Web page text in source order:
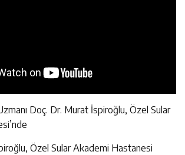
Doç. Dr. Murat İspiroğlu, Özel Sular
Özel Sular Akademi Hastanesi